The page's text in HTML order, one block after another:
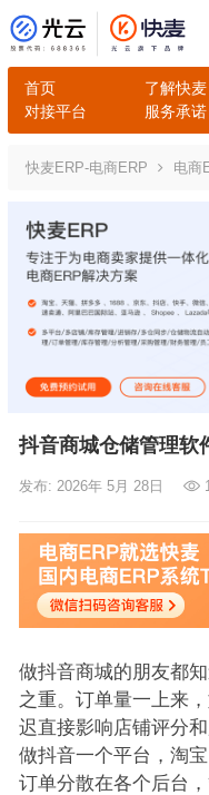
首页 了解快麦
对接平台
服务承诺
快麦ERP-电商ERP 电商
抖音商城仓储管理软
发布: 2026年 5月 28日
做抖音商城的朋友都
之重。订单量一上来
迟直接影响店铺评分
做抖音一个平台，淘
订单分散在各个后台